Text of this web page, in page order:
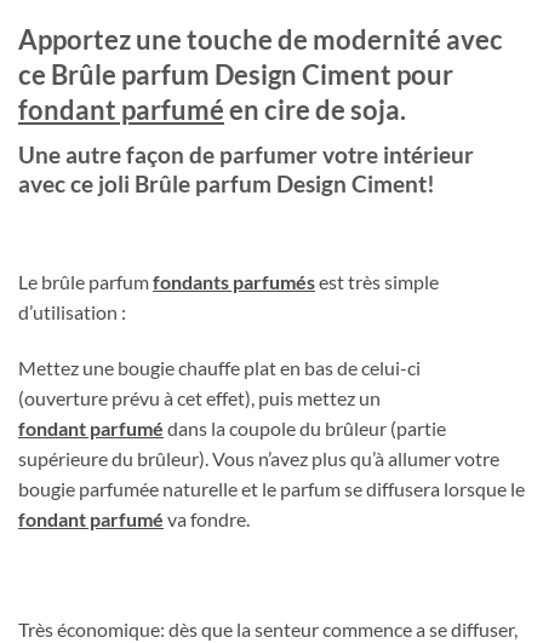
Apportez une touche de modernité avec
ce Brûle parfum Design Ciment pour
fondant parfuméen cire de soja.
Une autre façon de parfumer votre intérieur
avec ce joli Brûle parfum Design Ciment!
Le brûle parfumfondants parfumésest très simple
d’utilisation :
Mettez une bougie chauffe plat en bas de celui-ci
(ouverture prévu à cet effet), puis mettez un
fondant parfumé dans la coupole du brûleur (partie
supérieure du brûleur). Vous n’avez plus qu’à allumer votre
bougie parfumée naturelle et le parfum se diffusera lorsque le
fondant parfumé va fondre.
Très économique: dès que la senteur commence a se diffuser,